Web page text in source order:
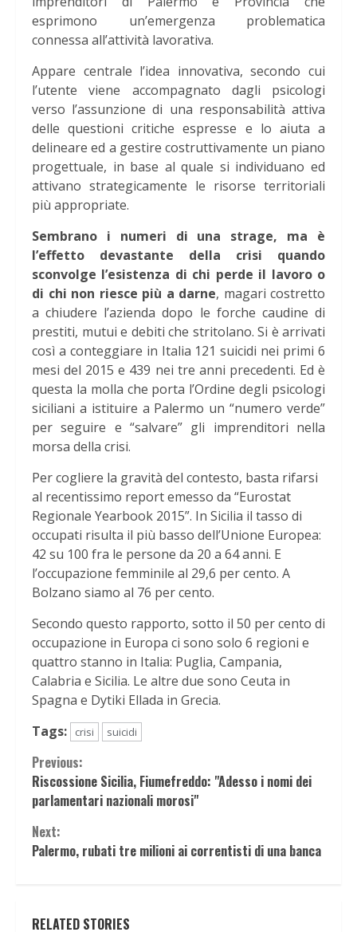
esprimono un’emergenza problematica
connessa all’attività lavorativa.
Appare centrale l’idea innovativa, secondo cui
l’utente viene accompagnato dagli psicologi
verso l’assunzione di una responsabilità attiva
delle questioni critiche espresse e lo aiuta a
delineare ed a gestire costruttivamente un piano
progettuale, in base al quale si individuano ed
attivano strategicamente le risorse territoriali
più appropriate.
Sembrano i numeri di una strage, ma è
l’effetto devastante della crisi quando
sconvolge l’esistenza di chi perde il lavoro o
di chi non riesce più a darne, magari costretto
a chiudere l’azienda dopo le forche caudine di
prestiti, mutui e debiti che stritolano. Si è arrivati
così a conteggiare in Italia 121 suicidi nei primi 6
mesi del 2015 e 439 nei tre anni precedenti. Ed è
questa la molla che porta l’Ordine degli psicologi
siciliani a istituire a Palermo un “numero verde”
per seguire e “salvare” gli imprenditori nella
morsa della crisi.
Per cogliere la gravità del contesto, basta rifarsi
al recentissimo report emesso da “Eurostat
Regionale Yearbook 2015”. In Sicilia il tasso di
occupati risulta il più basso dell’Unione Europea:
42 su 100 fra le persone da 20 a 64 anni. E
l’occupazione femminile al 29,6 per cento. A
Bolzano siamo al 76 per cento.
Secondo questo rapporto, sotto il 50 per cento di
occupazione in Europa ci sono solo 6 regioni e
quattro stanno in Italia: Puglia, Campania,
Calabria e Sicilia. Le altre due sono Ceuta in
Spagna e Dytiki Ellada in Grecia.
Tags:
crisi suicidi
Continue
Reading
Previous:
Riscossione Sicilia, Fiumefreddo: "Adesso i nomi dei
parlamentari nazionali morosi"
Next:
Palermo, rubati tre milioni ai correntisti di una banca
RELATED STORIES